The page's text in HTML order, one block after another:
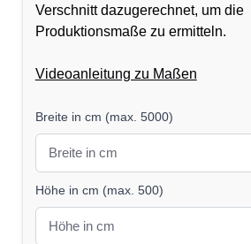
Verschnitt dazugerechnet, um die
Produktionsmaße zu ermitteln.
Videoanleitung zu Maßen
Breite in cm (max. 5000)
Höhe in cm (max. 500)